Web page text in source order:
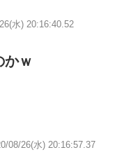
水) 20:16:40.52
かｗ
08/26(水) 20:16:57.37